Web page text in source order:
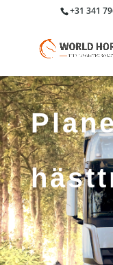
+31 341